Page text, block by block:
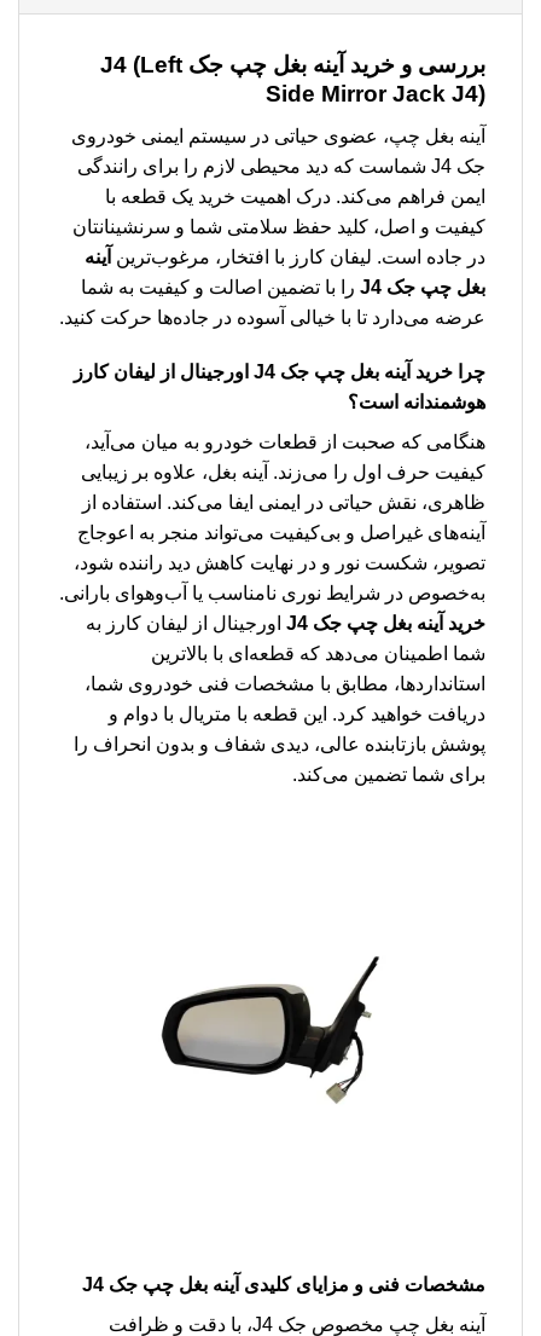
بررسی و خرید آینه بغل چپ جک J4 (Left
Side Mirror Jack J4)
آینه بغل چپ، عضوی حیاتی در سیستم ایمنی خودروی
جک J4 شماست که دید محیطی لازم را برای رانندگی
ایمن فراهم می‌کند. درک اهمیت خرید یک قطعه با
کیفیت و اصل، کلید حفظ سلامتی شما و سرنشینانتان
در جاده است. لیفان کارز با افتخار، مرغوب‌ترین آینه
بغل چپ جک J4
را با تضمین اصالت و کیفیت به شما
عرضه می‌دارد تا با خیالی آسوده در جاده‌ها حرکت کنید.
چرا خرید آینه بغل چپ جک J4
اورجینال از لیفان کارز
هوشمندانه است؟
هنگامی که صحبت از قطعات خودرو به میان می‌آید،
کیفیت حرف اول را می‌زند. آینه بغل، علاوه بر زیبایی
ظاهری، نقش حیاتی در ایمنی ایفا می‌کند. استفاده از
آینه‌های غیراصل و بی‌کیفیت می‌تواند منجر به اعوجاج
تصویر، شکست نور و در نهایت کاهش دید راننده شود،
به‌خصوص در شرایط نوری نامناسب یا آب‌وهوای بارانی.
خرید آینه بغل چپ جک J4
اورجینال از لیفان کارز به
شما اطمینان می‌دهد که قطعه‌ای با بالاترین
استانداردها، مطابق با مشخصات فنی خودروی شما،
دریافت خواهید کرد. این قطعه با متریال با دوام و
پوشش بازتابنده عالی، دیدی شفاف و بدون انحراف را
برای شما تضمین می‌کند.
مشخصات فنی و مزایای کلیدی آینه بغل چپ جک J4
آینه بغل چپ مخصوص جک J4، با دقت و ظرافت